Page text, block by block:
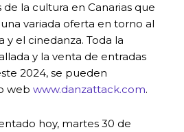
de la cultura en Canarias que
variada oferta en torno al
y el cinedanza. Toda la
y la venta de entradas
2024, se pueden
web www.danzattack.com.
hoy, martes 30 de